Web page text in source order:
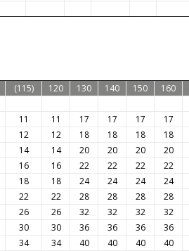
(115) 120 130 140 150 160
11 11 17 17 17
17
12 12 18 18 18
18
14 14 20 20 20
20
16 16 22 22 22
22
18 18 24 24 24
24
22 22 28 28 28 28
26 26 32 32 32 32
30 30 36 36 36 36
34 34 40 40 40 40